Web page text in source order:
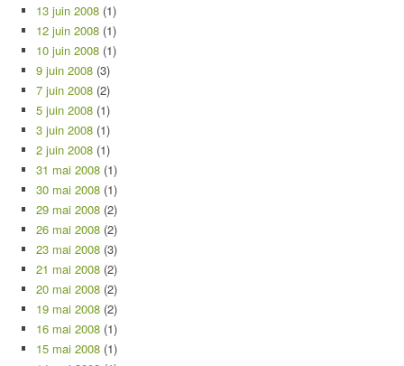
13 juin 2008 (1)
12 juin 2008 (1)
10 juin 2008 (1)
9 juin 2008 (3)
7 juin 2008 (2)
5 juin 2008 (1)
3 juin 2008 (1)
2 juin 2008 (1)
31 mai 2008 (1)
30 mai 2008 (1)
29 mai 2008 (2)
26 mai 2008 (2)
23 mai 2008 (3)
21 mai 2008 (2)
20 mai 2008 (2)
19 mai 2008 (2)
16 mai 2008 (1)
15 mai 2008 (1)